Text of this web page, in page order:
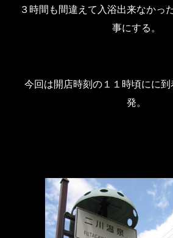
３時間も間違えて入浴出来なかっ
事にする。
今回は開店時刻の１１時頃にに
発。